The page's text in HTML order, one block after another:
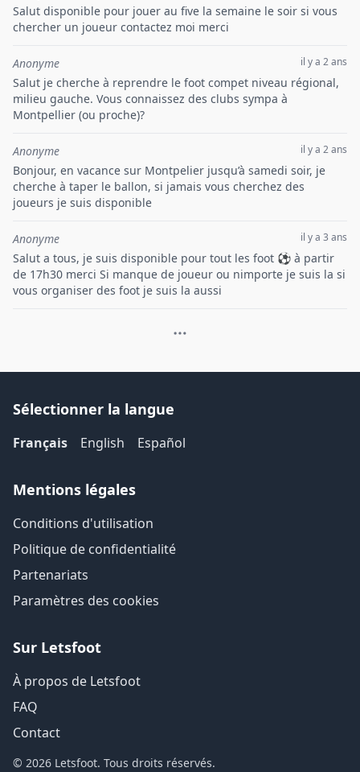
Salut disponible pour jouer au five la semaine le soir si vous
chercher un joueur contactez moi merci
Anonyme il y a 2 ans
Salut je cherche à reprendre le foot compet niveau régional,
milieu gauche. Vous connaissez des clubs sympa à
Montpellier (ou proche)?
Anonyme il y a 2 ans
Bonjour, en vacance sur Montpelier jusqu’à samedi soir, je
cherche à taper le ballon, si jamais vous cherchez des
joueurs je suis disponible
Anonyme il y a 3 ans
Salut a tous, je suis disponible pour tout les foot ⚽ à partir
de 17h30 merci Si manque de joueur ou nimporte je suis la si
vous organiser des foot je suis la aussi
Sélectionner la langue
Français English Español
Mentions légales
Conditions d'utilisation
Politique de confidentialité
Partenariats
Paramètres des cookies
Sur Letsfoot
À propos de Letsfoot
FAQ
Contact
© 2026 Letsfoot. Tous droits réservés.